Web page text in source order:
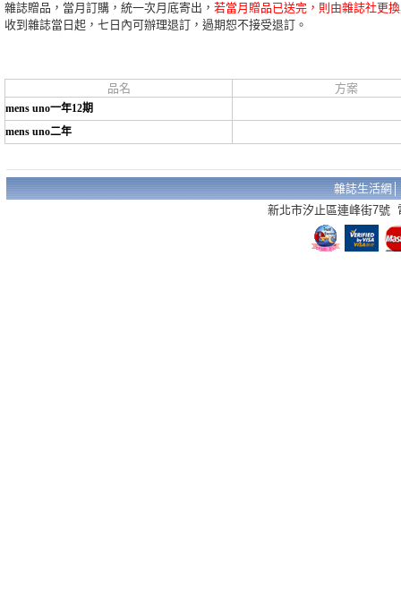
雜誌贈品，當月訂購，統一次月底寄出， 若當月贈品已送完，則由雜誌社更
收到雜誌當日起，七日內可辦理退訂，過期恕不接受退訂。
品名 方案
mens uno一年12期
mens uno二年
雜誌生活網
新北市汐止區連峰街7號